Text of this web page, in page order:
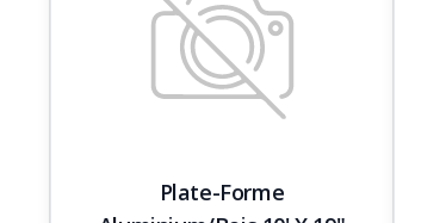
Plate-Forme